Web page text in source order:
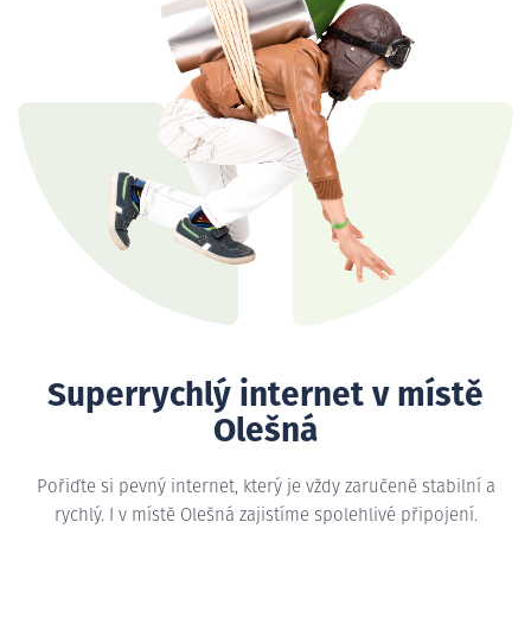
Superrychlý internet v místě
Olešná
Pořiďte si pevný internet, který je vždy zaručeně stabilní a
rychlý. I v místě Olešná zajistíme spolehlivé připojení.